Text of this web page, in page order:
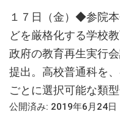
１７日（金）◆参院
どを厳格化する学校
政府の教育再生実行
提出。高校普通科を
ごとに選択可能な類
公開済み: 2019年6月24日